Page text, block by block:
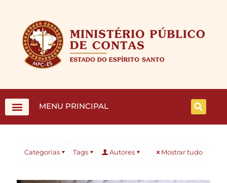
MENU PRINCIPAL
Categorias Tags Autores Mostrar tudo